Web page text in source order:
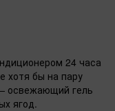
24 часа
хотя бы на пару
освежающий гель
ягод.